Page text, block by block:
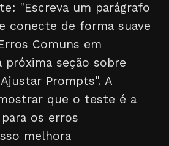
"Escreva um parágrafo
conecte de forma suave
Comuns em
próxima seção sobre
Prompts". A
que o teste é a
os erros
melhora